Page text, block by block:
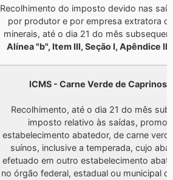
Recolhimento do imposto devido nas
por produtor e por empresa extratora
minerais, até o dia 21 do mês
Alínea "b", Item III, Seção I, Apêndice III
ICMS - Carne Verde de Caprinos
Recolhimento, até o dia 21 do mês
imposto relativo às saídas,
estabelecimento abatedor, de carne
suínos, inclusive a temperada, cujo
efetuado em outro estabelecimento
no órgão federal, estadual ou municipal